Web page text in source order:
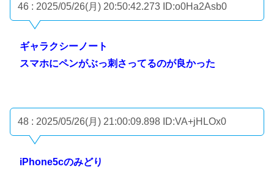
46 : 2025/05/26(月) 20:50:42.273 ID:o0Ha2Asb0
ギャラクシーノート
スマホにペンがぶっ刺さってるのが良かった
48 : 2025/05/26(月) 21:00:09.898 ID:VA+jHLOx0
iPhone5cのみどり